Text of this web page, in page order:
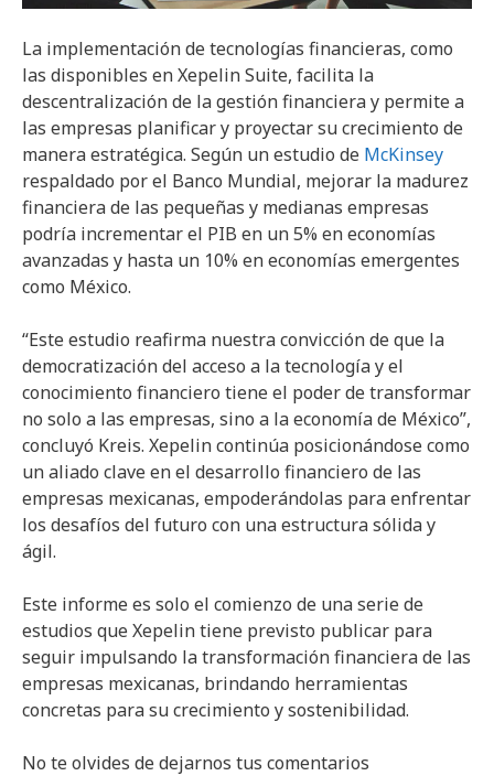
La implementación de tecnologías financieras, como
las disponibles en Xepelin Suite, facilita la
descentralización de la gestión financiera y permite a
las empresas planificar y proyectar su crecimiento de
manera estratégica. Según un estudio de McKinsey
respaldado por el Banco Mundial, mejorar la madurez
financiera de las pequeñas y medianas empresas
podría incrementar el PIB en un 5% en economías
avanzadas y hasta un 10% en economías emergentes
como México.
“Este estudio reafirma nuestra convicción de que la
democratización del acceso a la tecnología y el
conocimiento financiero tiene el poder de transformar
no solo a las empresas, sino a la economía de México”,
concluyó Kreis. Xepelin continúa posicionándose como
un aliado clave en el desarrollo financiero de las
empresas mexicanas, empoderándolas para enfrentar
los desafíos del futuro con una estructura sólida y
ágil.
Este informe es solo el comienzo de una serie de
estudios que Xepelin tiene previsto publicar para
seguir impulsando la transformación financiera de las
empresas mexicanas, brindando herramientas
concretas para su crecimiento y sostenibilidad.
No te olvides de dejarnos tus comentarios